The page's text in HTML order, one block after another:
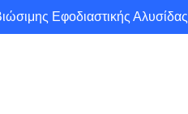
Εφοδιαστικής Αλυσίδας